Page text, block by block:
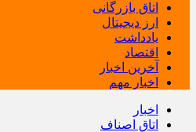
اتاق بازرگانی
ارز دیجیتال
یادداشت
اقتصاد
آخرین اخبار
اخبار مهم
اخبار
اتاق اصناف